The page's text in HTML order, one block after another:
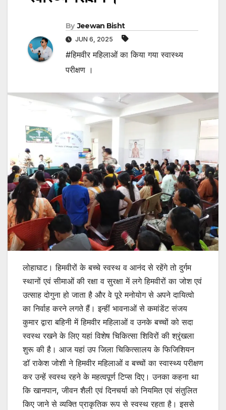
By Jeewan Bisht
JUN 6, 2025
#हिमवीर महिलाओं का किया गया स्वास्थ्य
परीक्षण ।
लोहाघाट। हिमवीरों के बच्चे स्वस्थ व आनंद से रहेंगे तो दुर्गम
स्थानों एवं सीमाओं की रक्षा व सुरक्षा में लगे हिमवीरों का जोश एवं
उत्साह दोगुना हो जाता है और वे पूरे मनोयोग से अपने दायित्वो
का निर्वाह करने लगते हैं। इन्हीं भावनाओं से कमांडेंट संजय
कुमार द्वारा बहिनी में हिमवीर महिलाओं व उनके बच्चों को सदा
स्वस्थ रखने के लिए यहां विशेष चिकित्सा शिविरों की श्रृंखला
शुरू की है। आज यहां उप जिला चिकित्सालय के फिजिशियन
डॉ राकेश जोशी ने हिमवीर महिलाओं व बच्चों का स्वास्थ्य परीक्षण
कर उन्हें स्वस्थ रहने के महत्वपूर्ण टिप्स दिए। उनका कहना था
कि खानपान, जीवन शैली एवं दिनचर्या को नियमित एवं संतुलित
किए जाने से व्यक्ति प्राकृतिक रूप से स्वस्थ रहता है। इससे